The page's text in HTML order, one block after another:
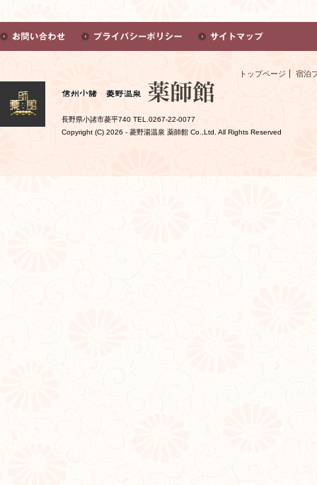
トップページ 宿泊
長野県小諸市菱平740 TEL.0267-22-0077
Copyright (C) 2026 - 菱野湯温泉 薬師館 Co.,Ltd. All Rights Reserved